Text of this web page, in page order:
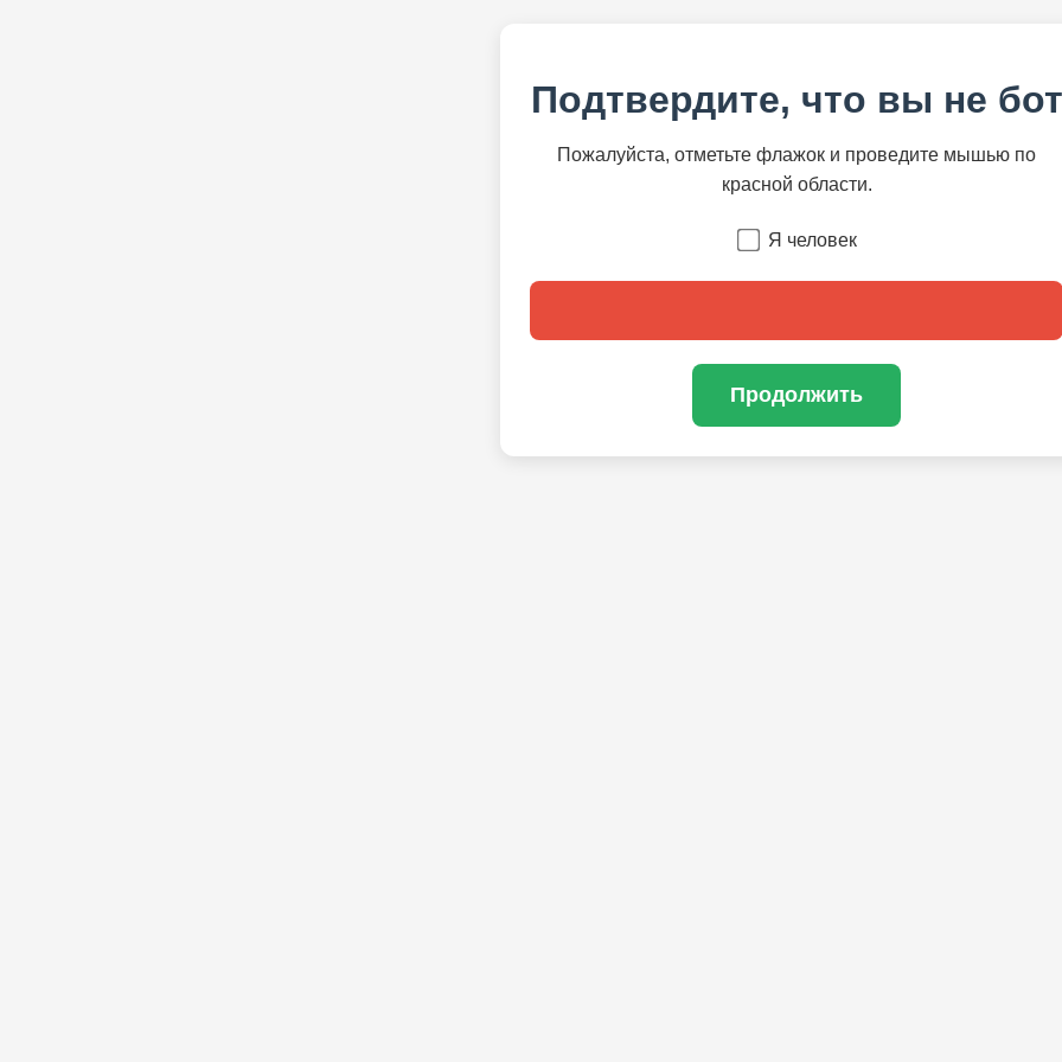
Подтвердите, что вы не бот
Пожалуйста, отметьте флажок и проведите мышью по
красной области.
Я человек
Продолжить